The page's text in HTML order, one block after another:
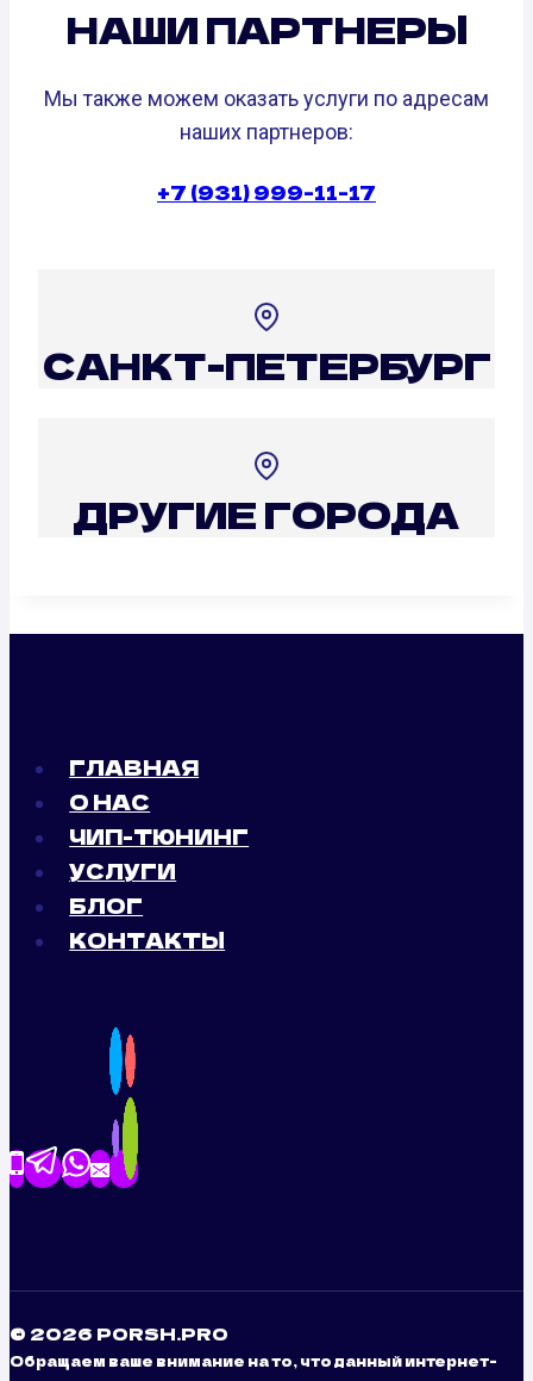
НАШИ ПАРТНЕРЫ
Мы также можем оказать услуги по адресам
наших партнеров:
+7 (931) 999-11-17
САНКТ-ПЕТЕРБУРГ
ДРУГИЕ ГОРОДА
ГЛАВНАЯ
О НАС
ЧИП-ТЮНИНГ
УСЛУГИ
БЛОГ
КОНТАКТЫ
© 2026 PORSH.PRO
Обращаем ваше внимание на то, что данный интернет-